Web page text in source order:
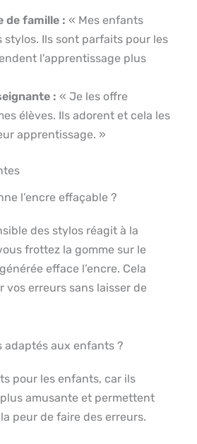
de famille : « Mes enfants
stylos. Ils sont parfaits pour les
l’apprentissage plus
: « Je les offre
élèves. Ils adorent et cela les
apprentissage. »
l’encre effaçable ?
des stylos réagit à la
frottez la gomme sur le
efface l’encre. Cela
vos erreurs sans laisser de
adaptés aux enfants ?
pour les enfants, car ils
amusante et permettent
peur de faire des erreurs.